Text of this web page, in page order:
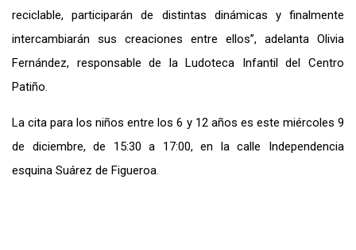
reciclable, participarán de distintas dinámicas y finalmente
intercambiarán sus creaciones entre ellos”, adelanta Olivia
Fernández, responsable de la Ludoteca Infantil del Centro
Patiño.
La cita para los niños entre los 6 y 12 años es este miércoles 9
de diciembre, de 15:30 a 17:00, en la calle Independencia
esquina Suárez de Figueroa.